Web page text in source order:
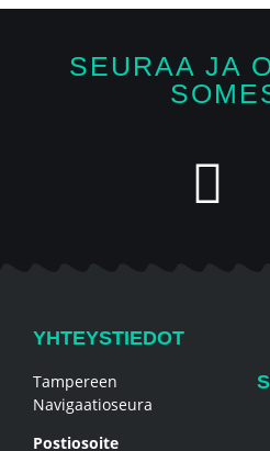
SEURAA JA
YHTEYSTIEDOT
Tampereen
Navigaatioseura
Postiosoite